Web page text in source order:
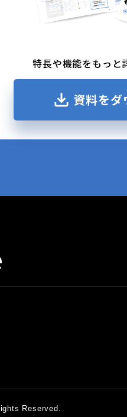
特長や機能をもっと
資料をダ
Reserved.